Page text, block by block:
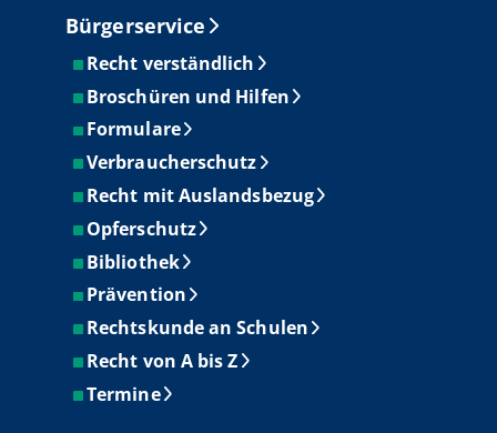
Bürgerservice
Recht verständlich
Broschüren und Hilfen
Formulare
Verbraucherschutz
Recht mit Auslandsbezug
Opferschutz
Bibliothek
Prävention
Rechtskunde an Schulen
Recht von A bis Z
Termine